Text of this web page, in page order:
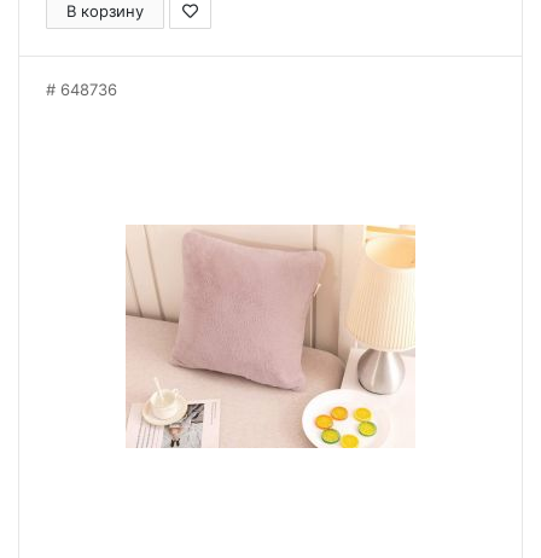
В корзину
648736